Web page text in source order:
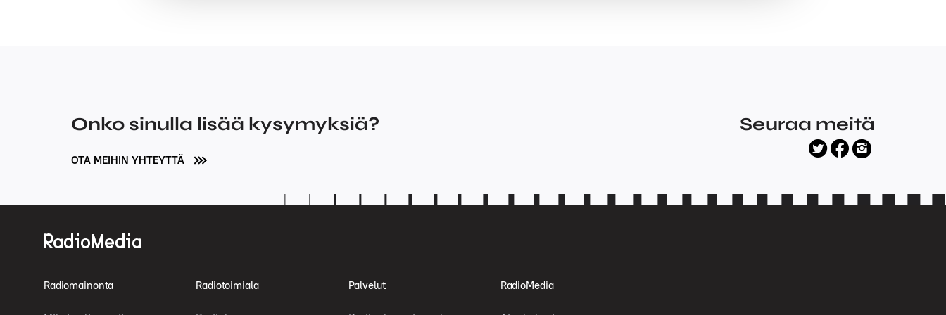
Onko sinulla lisää kysymyksiä?
OTA MEIHIN YHTEYTTÄ
Seuraa meitä
twitter
facebook
instagram
Radiomainonta Radiotoimiala Palvelut RadioMedia